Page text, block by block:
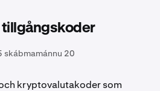
tillgångskoder
skábmamánnu 20
kryptovalutakoder som